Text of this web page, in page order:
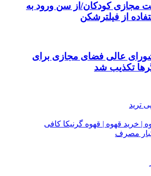
مجازی کودکان/از سن ورود به
از فیلترشکن
عالی فضای مجازی برای
تکذیب شد
ترید
| خرید قهوه | قهوه گرنیکا کافی
مصرف